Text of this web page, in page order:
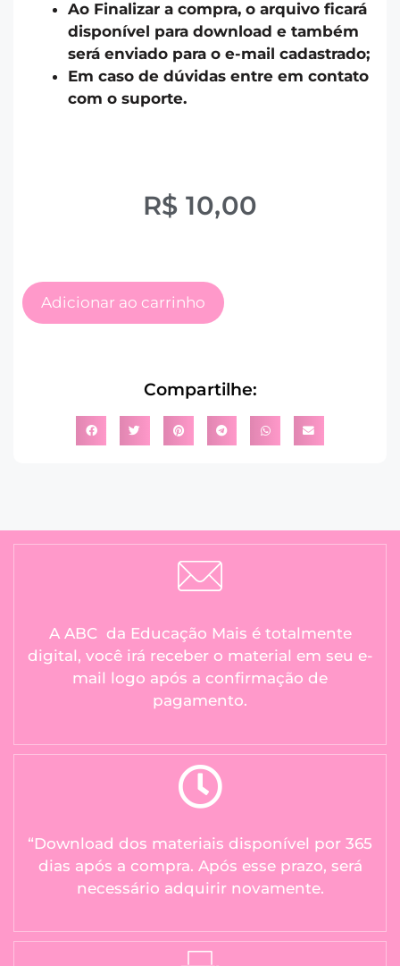
Ao Finalizar a compra, o arquivo ficará
disponível para download e também
será enviado para o e-mail cadastrado;
Em caso de dúvidas entre em contato
com o suporte.
R$ 10,00
Adicionar ao carrinho
Compartilhe:
A ABC da Educação Mais é totalmente
digital, você irá receber o material em seu e-
mail logo após a confirmação de
pagamento.
“Download dos materiais disponível por 365
dias após a compra. Após esse prazo, será
necessário adquirir novamente.